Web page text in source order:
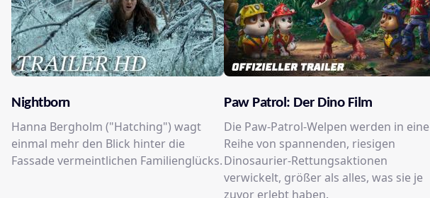
Nightborn
Hanna Bergholm ("Hatching") wagt
einmal mehr den Blick hinter die
Fassade vermeintlichen Familienglücks.
Paw Patrol: Der Dino Film
Die Paw-Patrol-Welpen werden in eine
Reihe von spannenden, riesigen
Dinosaurier-Rettungsaktionen
verwickelt, größer als alles, was sie je
zuvor erlebt haben.